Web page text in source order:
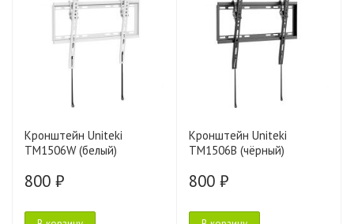
Кронштейн Uniteki
TM1506W (белый)
800 ₽
Кронштейн Uniteki
TM1506B (чёрный)
800 ₽